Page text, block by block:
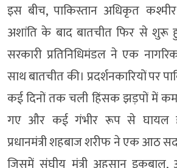
इस बीच, पाकिस्तान अधिकृत
अशांति के बाद बातचीत फिर से शुरू
सरकारी प्रतिनिधिमंडल ने एक
साथ बातचीत की। प्रदर्शनकारियों पर
कई दिनों तक चली हिंसक झड़पों में
गए और कई गंभीर रूप से घायल हो
प्रधानमंत्री शहबाज शरीफ ने एक आठ